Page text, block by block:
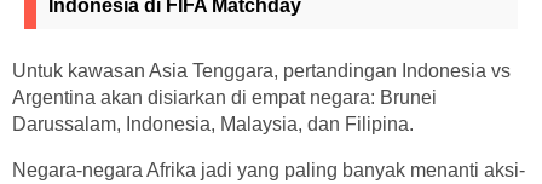
Indonesia di FIFA Matchday
Untuk kawasan Asia Tenggara, pertandingan Indonesia vs
Argentina akan disiarkan di empat negara: Brunei
Darussalam, Indonesia, Malaysia, dan Filipina.
Negara-negara Afrika jadi yang paling banyak menanti aksi-